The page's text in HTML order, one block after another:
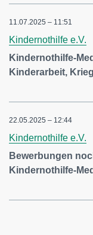
11.07.2025 – 11:51
Kindernothilfe e.V.
Kindernothilfe-
Kinderarbeit,
22.05.2025 – 12:44
Kindernothilfe e.V.
Bewerbungen
Kindernothilfe-